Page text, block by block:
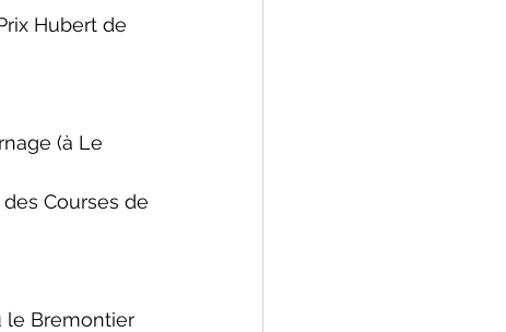
Hubert de
(à Le
Courses de
le Bremontier